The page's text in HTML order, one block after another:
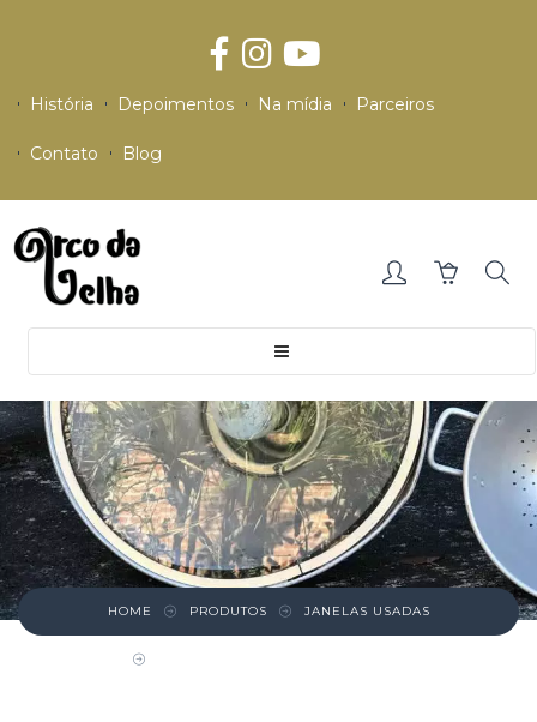
História Depoimentos Na mídia Parceiros
Contato Blog
HOME PRODUTOS JANELAS USADAS